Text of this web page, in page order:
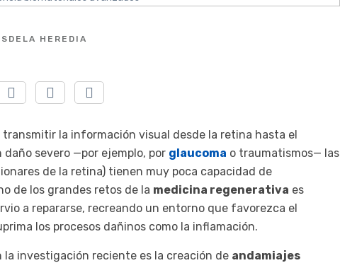
HEREDIA
la información visual desde la retina hasta el
severo —por ejemplo, por glaucoma o traumatismos— las
de la retina) tienen muy poca capacidad de
de los grandes retos de la medicina regenerativa es
a repararse, recreando un entorno que favorezca el
los procesos dañinos como la inflamación.
la investigación reciente es la creación de andamiajes